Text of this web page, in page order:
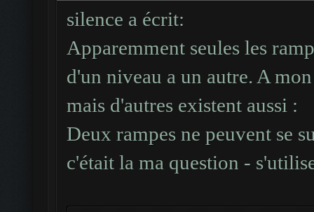
silence a écrit:
Apparemment seules les
d'un niveau a un autre. A
mais d'autres existent aussi :
Deux rampes ne peuvent se
c'était la ma question -